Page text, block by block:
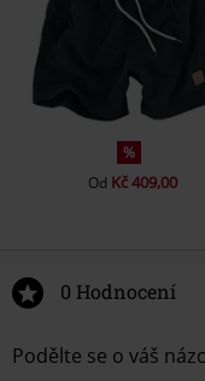
%
Od Kč 409,00
0 Hodnocení
Podělte se o váš